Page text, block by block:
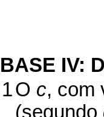
BASE IV:
1O c, com
(segundo